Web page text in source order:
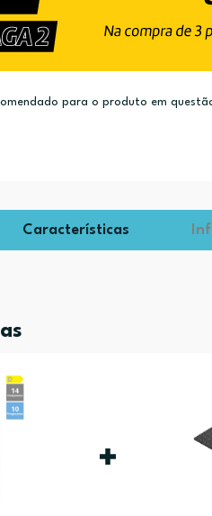
para o produto em
Características